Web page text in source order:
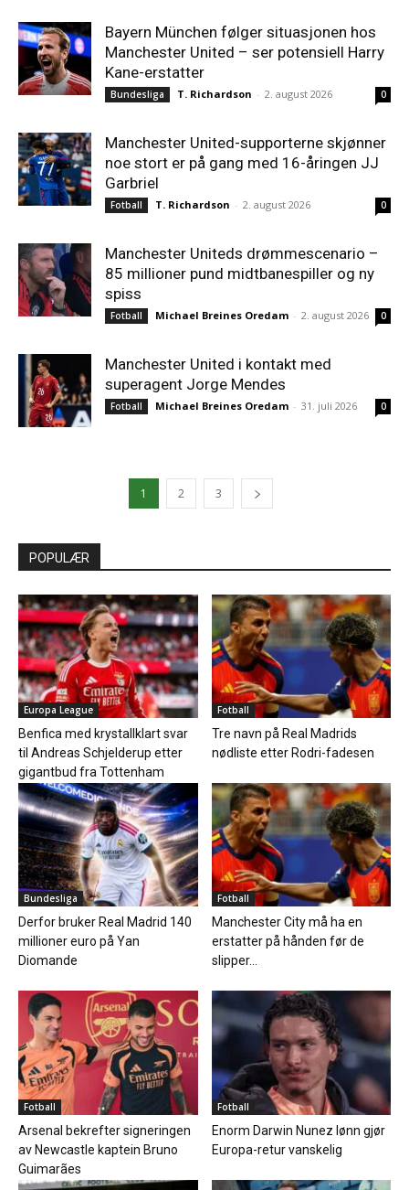
Bayern München følger situasjonen hos
Manchester United – ser potensiell Harry
Kane-erstatter
Bundesliga T. Richardson - 2. august 2026 0
Manchester United-supporterne skjønner
noe stort er på gang med 16-åringen JJ
Garbriel
Fotball T. Richardson - 2. august 2026 0
Manchester Uniteds drømmescenario –
85 millioner pund midtbanespiller og ny
spiss
Fotball Michael Breines Oredam - 2. august 2026 0
Manchester United i kontakt med
superagent Jorge Mendes
Fotball Michael Breines Oredam - 31. juli 2026 0
1 2 3
POPULÆR
Europa League
Benfica med krystallklart svar
til Andreas Schjelderup etter
gigantbud fra Tottenham
Fotball
Tre navn på Real Madrids
nødliste etter Rodri-fadesen
Bundesliga
Derfor bruker Real Madrid 140
millioner euro på Yan
Diomande
Fotball
Manchester City må ha en
erstatter på hånden før de
slipper...
Fotball
Arsenal bekrefter signeringen
av Newcastle kaptein Bruno
Guimarães
Fotball
Enorm Darwin Nunez lønn gjør
Europa-retur vanskelig